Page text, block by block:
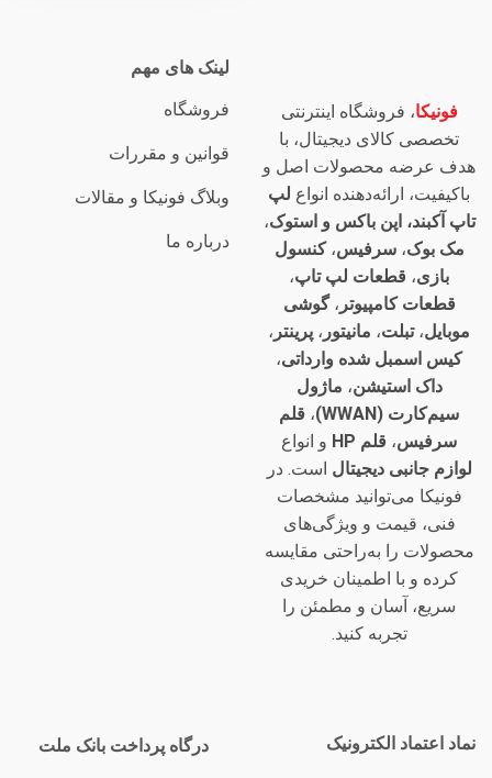
فونیکا، فروشگاه اینترنتی
تخصصی کالای دیجیتال، با
هدف عرضه محصولات اصل و
باکیفیت، ارائه‌دهنده انواع لپ
تاپ آکبند، اپن باکس و استوک،
مک بوک،سرفیس،کنسول
بازی، قطعات لپ تاپ،
قطعات کامپیوتر ،گوشی
موبایل،تبلت، مانیتور ، پرینتر ،
کیس اسمبل شده وارداتی،
داک استیشن، ماژول
سیم‌کارت (WWAN)
، قلم
سرفیس، قلم HP
و انواع
لوازم جانبی دیجیتال است. در
فونیکا می‌توانید مشخصات
فنی، قیمت و ویژگی‌های
محصولات را به‌راحتی مقایسه
کرده و با اطمینان خریدی
سریع، آسان و مطمئن را
تجربه کنید.
لینک های مهم
فروشگاه
قوانین و مقررات
وبلاگ فونیکا و مقالات
درباره ما
نماد اعتماد الکترونیک درگاه پرداخت بانک ملت